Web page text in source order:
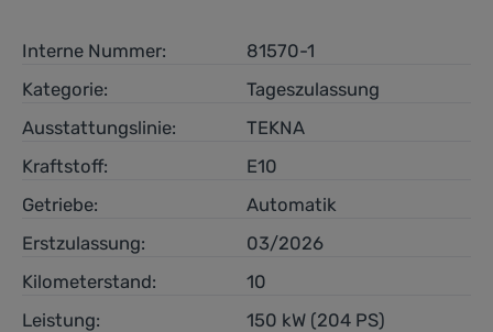
Interne Nummer:
81570-1
Kategorie:
Tageszulassung
Ausstattungslinie:
TEKNA
Kraftstoff:
E10
Getriebe:
Automatik
Erstzulassung:
03/2026
Kilometerstand:
10
Leistung:
150 kW (204 PS)